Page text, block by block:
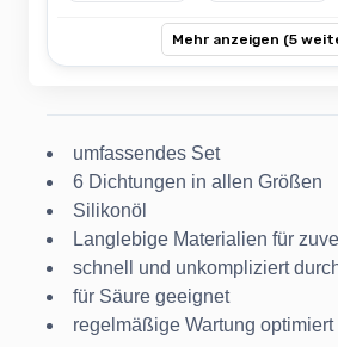
Mehr anzeigen (5
umfassendes Set
6 Dichtungen in allen Größen
Silikonöl
Langlebige Materialien für
schnell und unkompliziert
für Säure geeignet
regelmäßige Wartung